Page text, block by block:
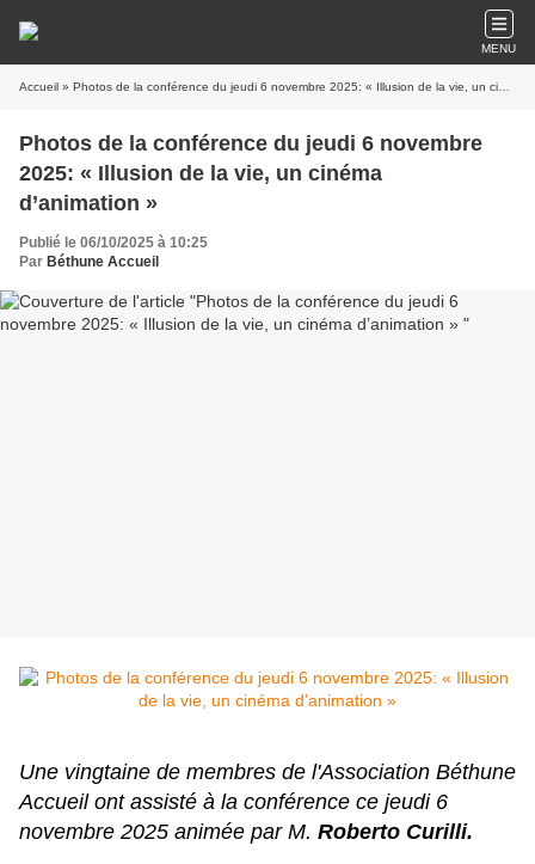
MENU
Accueil » Photos de la conférence du jeudi 6 novembre 2025: « Illusion de la vie, un cinéma d’animation »
Photos de la conférence du jeudi 6 novembre
2025: « Illusion de la vie, un cinéma
d’animation »
Publié le 06/10/2025 à 10:25
Par Béthune Accueil
Une vingtaine de membres de l'Association Béthune
Accueil ont assisté à la conférence ce jeudi 6
novembre 2025 animée par M. Roberto Curilli.